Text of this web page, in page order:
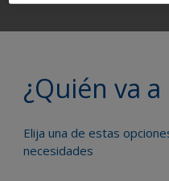
¿Quién va
Elija una de estas
necesidades
Obtenga